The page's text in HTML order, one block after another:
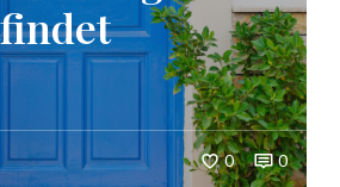
0 0